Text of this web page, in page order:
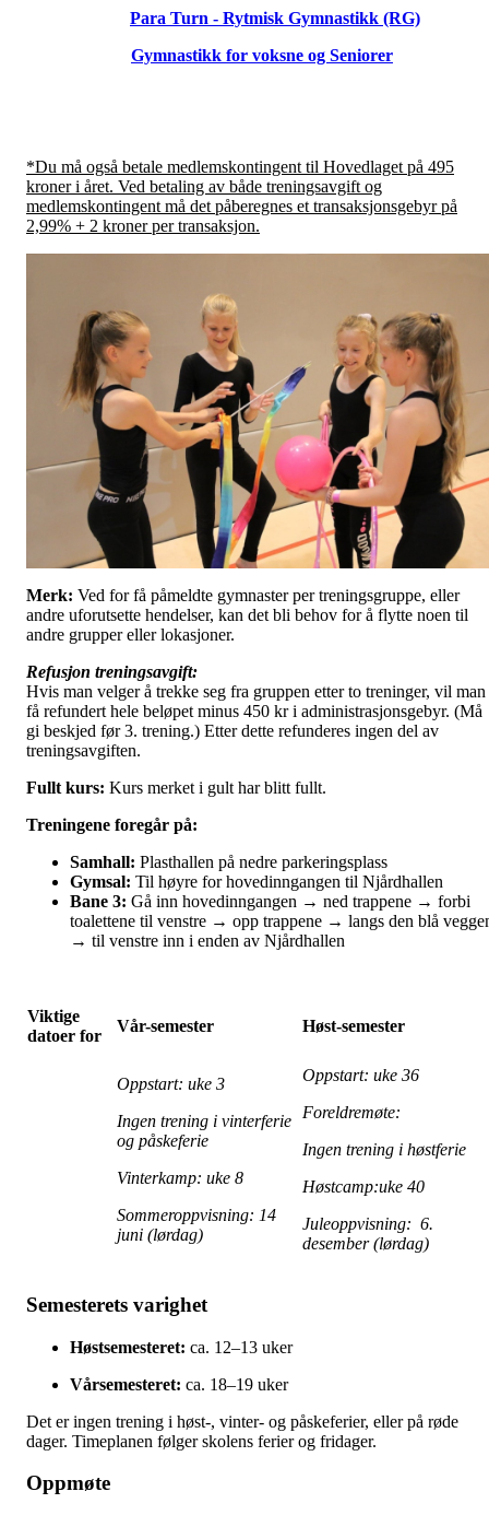
Para Turn - Rytmisk Gymnastikk (RG)
Gymnastikk for voksne og Seniorer
*Du må også betale medlemskontingent til Hovedlaget på 495
kroner i året. Ved betaling av både treningsavgift og
medlemskontingent må det påberegnes et transaksjonsgebyr på
2,99% + 2 kroner per transaksjon.
Merk: Ved for få påmeldte gymnaster per treningsgruppe, eller
andre uforutsette hendelser, kan det bli behov for å flytte noen til
andre grupper eller lokasjoner.
Refusjon treningsavgift:
Hvis man velger å trekke seg fra gruppen etter to treninger, vil man
få refundert hele beløpet minus 450 kr i administrasjonsgebyr. (Må
gi beskjed før 3. trening.) Etter dette refunderes ingen del av
treningsavgiften.
Fullt kurs: Kurs merket i gult har blitt fullt.
Treningene foregår på:
Samhall: Plasthallen på nedre parkeringsplass
Gymsal: Til høyre for hovedinngangen til Njårdhallen
Bane 3: Gå inn hovedinngangen → ned trappene → forbi
toalettene til venstre → opp trappene → langs den blå
→ til venstre inn i enden av Njårdhallen
Viktige
datoer for
Vår-semester Høst-semester
Oppstart: uke 3
Ingen trening i vinterferie
og påskeferie
Vinterkamp: uke 8
Sommeroppvisning: 14
juni (lørdag)
Oppstart: uke 36
Foreldremøte:
Ingen trening i høstferie
Høstcamp:uke 40
Juleoppvisning: 6.
desember (lørdag)
Semesterets varighet
Høstsemesteret: ca. 12–13 uker
Vårsemesteret: ca. 18–19 uker
Det er ingen trening i høst-, vinter- og påskeferier, eller på røde
dager. Timeplanen følger skolens ferier og fridager.
Oppmøte